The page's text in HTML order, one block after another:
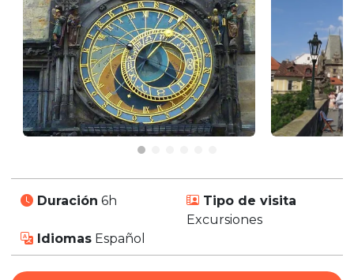
Duración 6h
Tipo de visita
Excursiones
Idiomas Español